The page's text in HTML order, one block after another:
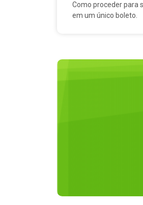
Como proceder para
em um único boleto.